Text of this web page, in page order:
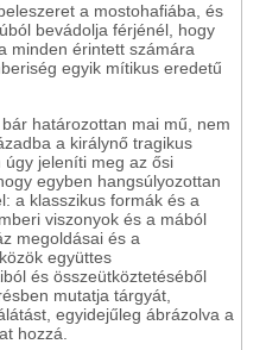
a mostohafiába, és
bevádolja férjénél, hogy
minden érintett számára
egyik mítikus eredetű
határozottan mai mű, nem
a királynő tragikus
jeleníti meg az ősi
egyben hangsúlyozottan
a klasszikus formák és a
viszonyok és a mából
megoldásai és a
együttes
és összeütköztetéséből
mutatja tárgyát,
egyidejűleg ábrázolva a
hozzá.